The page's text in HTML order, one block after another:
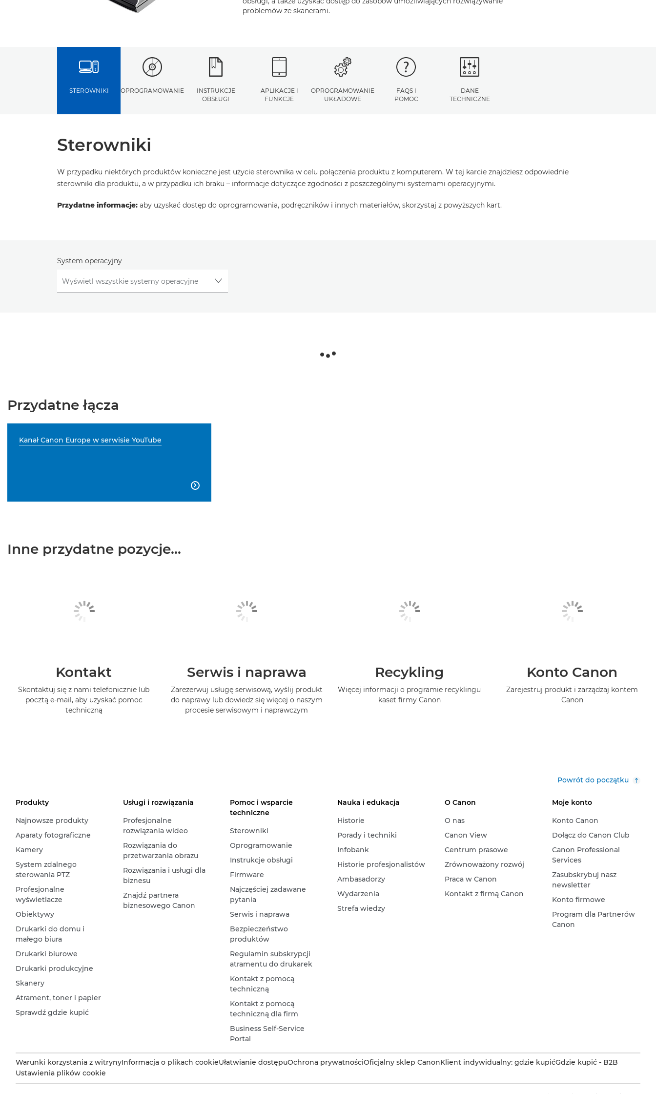
problemów ze skanerami.
STEROWNIKI OPROGRAMOWANIE
INSTRUKCJE
OBSŁUGI
APLIKACJE I
FUNKCJE
OPROGRAMOWANIE
UKŁADOWE
FAQS I
POMOC
DANE
TECHNICZNE
Sterowniki
W przypadku niektórych produktów konieczne jest użycie sterownika w celu połączenia produktu z komputerem. W tej karcie znajdziesz odpowiednie
sterowniki dla produktu, a w przypadku ich braku – informacje dotyczące zgodności z poszczególnymi systemami operacyjnymi.
Przydatne informacje: aby uzyskać dostęp do oprogramowania, podręczników i innych materiałów, skorzystaj z powyższych kart.
System operacyjny
Przydatne łącza
Kanał Canon Europe w serwisie YouTube

Inne przydatne pozycje...
Kontakt
Skontaktuj się z nami telefonicznie lub
pocztą e-mail, aby uzyskać pomoc
techniczną
Serwis i naprawa
Zarezerwuj usługę serwisową, wyślij produkt
do naprawy lub dowiedz się więcej o naszym
procesie serwisowym i naprawczym
Recykling
Więcej informacji o programie recyklingu
kaset firmy Canon
Konto Canon
Zarejestruj produkt i zarządzaj kontem
Canon
Powrót do początku
Produkty
Najnowsze produkty
Aparaty fotograficzne
Kamery
System zdalnego
sterowania PTZ
Profesjonalne
wyświetlacze
Obiektywy
Drukarki do domu i
małego biura
Drukarki biurowe
Drukarki produkcyjne
Skanery
Atrament, toner i papier
Sprawdź gdzie kupić
Usługi i rozwiązania
Profesjonalne
rozwiązania wideo
Rozwiązania do
przetwarzania obrazu
Rozwiązania i usługi dla
biznesu
Znajdź partnera
biznesowego Canon
Pomoc i wsparcie
techniczne
Sterowniki
Oprogramowanie
Instrukcje obsługi
Firmware
Najczęściej zadawane
pytania
Serwis i naprawa
Bezpieczeństwo
produktów
Regulamin subskrypcji
atramentu do drukarek
Kontakt z pomocą
techniczną
Kontakt z pomocą
techniczną dla firm
Business Self-Service
Portal
Nauka i edukacja
Historie
Porady i techniki
Infobank
Historie profesjonalistów
Ambasadorzy
Wydarzenia
Strefa wiedzy
O Canon
O nas
Canon View
Centrum prasowe
Zrównoważony rozwój
Praca w Canon
Kontakt z firmą Canon
Moje konto
Konto Canon
Dołącz do Canon Club
Canon Professional
Services
Zasubskrybuj nasz
newsletter
Konto firmowe
Program dla Partnerów
Canon
Warunki korzystania z witrynyInformacja o plikach cookieUłatwianie dostępuOchrona prywatnościOficjalny sklep CanonKlient indywidualny: gdzie kupićGdzie kupić - B2B
Ustawienia plików cookie